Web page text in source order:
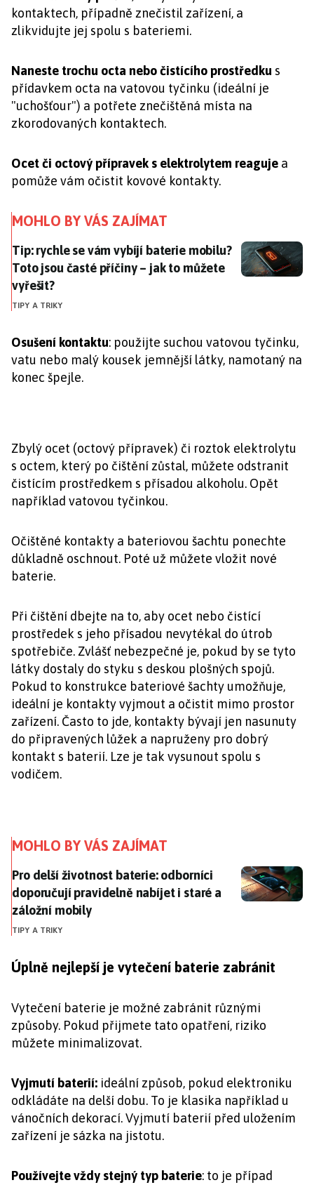
kontaktech, případně znečistil zařízení, a
zlikvidujte jej spolu s bateriemi.
Naneste trochu octa nebo čistícího prostředkus
přídavkem octa na vatovou tyčinku (ideální je
"uchošťour") a potřete znečištěná místa na
zkorodovaných kontaktech.
Ocet či octový přípravek s elektrolytem reaguje a
pomůže vám očistit kovové kontakty.
MOHLO BY VÁS ZAJÍMAT
Tip: rychle se vám vybíjí baterie mobilu? Toto jsou
Tip: rychle se vám vybíjí baterie mobilu?
Toto jsou časté příčiny – jak to můžete
vyřešit?
TIPY A TRIKY
Osušení kontaktu: použijte suchou vatovou tyčinku,
vatu nebo malý kousek jemnější látky, namotaný na
konec špejle.
Zbylý ocet (octový přípravek) či roztok elektrolytu
s octem, který po čištění zůstal, můžete odstranit
čistícím prostředkem s přísadou alkoholu. Opět
například vatovou tyčinkou.
Očištěné kontakty a bateriovou šachtu ponechte
důkladně oschnout. Poté už můžete vložit nové
baterie.
Při čištění dbejte na to, aby ocet nebo čistící
prostředek s jeho přísadou nevytékal do útrob
spotřebiče. Zvlášť nebezpečné je, pokud by se tyto
látky dostaly do styku s deskou plošných spojů.
Pokud to konstrukce bateriové šachty umožňuje,
ideální je kontakty vyjmout a očistit mimo prostor
zařízení. Často to jde, kontakty bývají jen nasunuty
do připravených lůžek a napruženy pro dobrý
kontakt s baterií. Lze je tak vysunout spolu s
vodičem.
MOHLO BY VÁS ZAJÍMAT
Pro delší životnost baterie: odborníci doporučují
Pro delší životnost baterie: odborníci
doporučují pravidelně nabíjet i staré a
záložní mobily
TIPY A TRIKY
Úplně nejlepší je vytečení baterie zabránit
Vytečení baterie je možné zabránit různými
způsoby. Pokud přijmete tato opatření, riziko
můžete minimalizovat.
Vyjmutí baterií: ideální způsob, pokud elektroniku
odkládáte na delší dobu. To je klasika například u
vánočních dekorací. Vyjmutí baterií před uložením
zařízení je sázka na jistotu.
Používejte vždy stejný typ baterie: to je případ